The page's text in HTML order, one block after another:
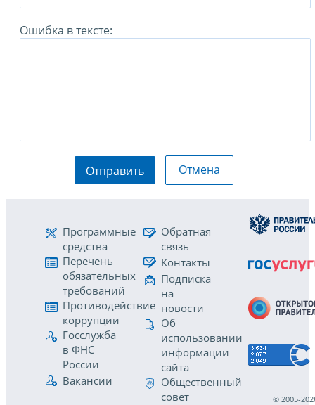
Ошибка в тексте:
Отправить Отмена
Программные
средства
Перечень
обязательных
требований
Противодействие
коррупции
Госслужба
в ФНС
России
Вакансии
Обратная
связь
Контакты
Подписка
на
новости
Об
использовании
информации
сайта
Общественный
совет
© 2005-